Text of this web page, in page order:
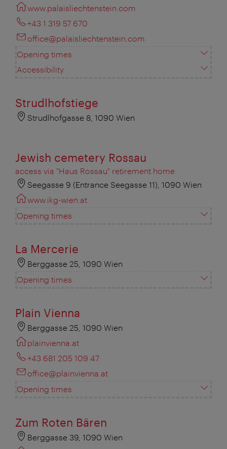
www.palaisliechtenstein.com
+43 1 319 57 670
office@palaisliechtenstein.com
Opening times
Accessibility
Strudlhofstiege
Strudlhofgasse 8, 1090 Wien
Jewish cemetery Rossau
access via "Haus Rossau" retirement home
Seegasse 9 (Entrance Seegasse 11), 1090 Wien
www.ikg-wien.at
Opening times
La Mercerie
Berggasse 25, 1090 Wien
Opening times
Plain Vienna
Berggasse 25, 1090 Wien
plainvienna.at
+43 681 205 109 47
office@plainvienna.at
Opening times
Zum Roten Bären
Berggasse 39, 1090 Wien